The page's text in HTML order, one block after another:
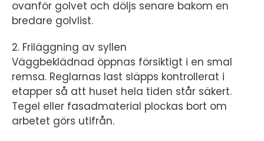
ovanför golvet och döljs senare bakom en
bredare golvlist.
2. Friläggning av syllen
Väggbeklädnad öppnas försiktigt i en smal
remsa. Reglarnas last släpps kontrollerat i
etapper så att huset hela tiden står säkert.
Tegel eller fasadmaterial plockas bort om
arbetet görs utifrån.